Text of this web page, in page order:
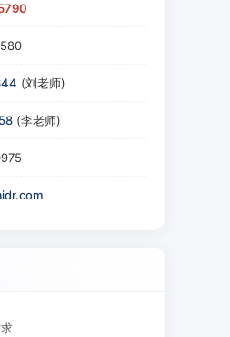
(刘老师)
(李老师)